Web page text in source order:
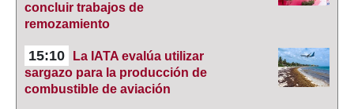
concluir trabajos de
remozamiento
15:10
La IATA evalúa utilizar
sargazo para la producción de
combustible de aviación